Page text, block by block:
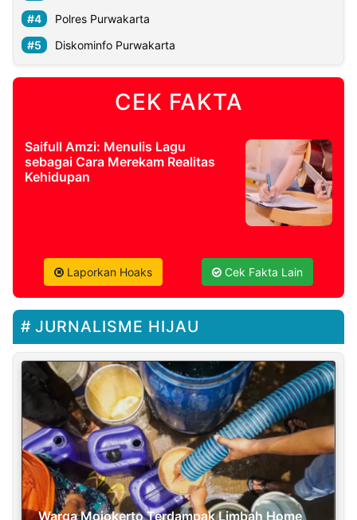
Polres Purwakarta
Diskominfo Purwakarta
CEK FAKTA
Saifull Amzi: Menulis Lagu
sebagai Cara Merekam Realitas
Kehidupan
Laporkan Hoaks Cek Fakta Lain
JURNALISME HIJAU
Warga Mojokerto Terdampak Limbah Home